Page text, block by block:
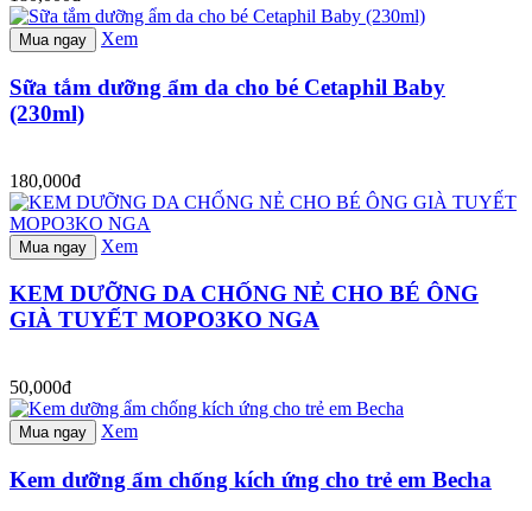
Mua ngay Xem
Sữa tắm dưỡng ẩm da cho bé Cetaphil Baby
(230ml)
180,000đ
Mua ngay Xem
KEM DƯỠNG DA CHỐNG NẺ CHO BÉ ÔNG
GIÀ TUYẾT MOPO3KO NGA
50,000đ
Mua ngay Xem
Kem dưỡng ẩm chống kích ứng cho trẻ em Becha